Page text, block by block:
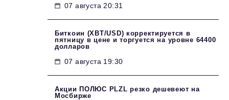
07 августа 20:31
Биткоин (XBT/USD) корректируется в
пятницу в цене и торгуется на уровне 64400
долларов
07 августа 19:30
Акции ПОЛЮС PLZL резко дешевеют на
Мосбирже